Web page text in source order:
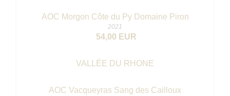
AOC Morgon Côte du Py Domaine Piron
2021
54,00 EUR
VALLÉE DU RHONE
AOC Vacqueyras Sang des Cailloux